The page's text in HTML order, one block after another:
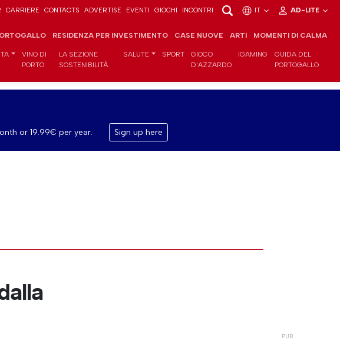
CARRIERE CONTACTS ADVERTISE EVENTI GIOCHI INCONTRI IT AD-LITE
RESIDENZA PER INVESTIMENTO CASE NUOVE ARTI MOMENTI DI CALMA
VINO DI
PORTO
LA SEZIONE
SOSTENIBILITÀ
SALUTE SPORT
GIOCO
D'AZZARDO
IGAMING
GUIDA DEL
PORTOGALLO
or 19.99€ per year. Sign up here